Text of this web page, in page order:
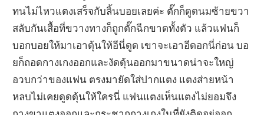
ทนไม่ไหวแตงเสร็จกับลิ้นบอยเลยค่ะ ตั๊กก็ดูดนมซ้ายขวา
สลับกันเสื้อที่ขวางทางก็ถูกตั๊กฉีกขาดทั้งตัว แล้วแฟนก็
บอกบอยให้มาเอาดุ้นให้อีนี่ดูด เขาจะเอาอีดอกนี่ก่อน บอ
ยก็ถอดกางเกงออกและงัดดุ้นออกมาขนาดน่าจะใหญ่
อวบกว่าของแฟน ตรงมายัดใส่ปากแตง แตงส่ายหน้า
หลบไม่เคยดูดดุ้นให้ใครนี่ แฟนแตงเห็นแตงไม่ยอมจึง